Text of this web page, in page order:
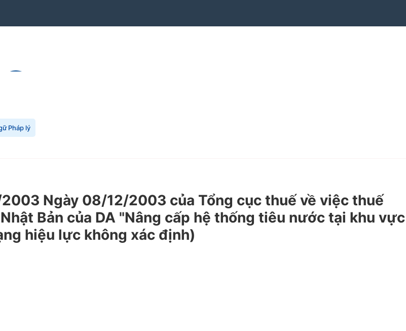
Pháp lý
Ngày 08/12/2003 của Tổng cục thuế về việc thuế
Bản của DA "Nâng cấp hệ thống tiêu nước tại khu vực
hiệu lực không xác định)